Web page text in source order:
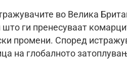
во Велика
што ги пренесуваат
промени. Според
на глобалното